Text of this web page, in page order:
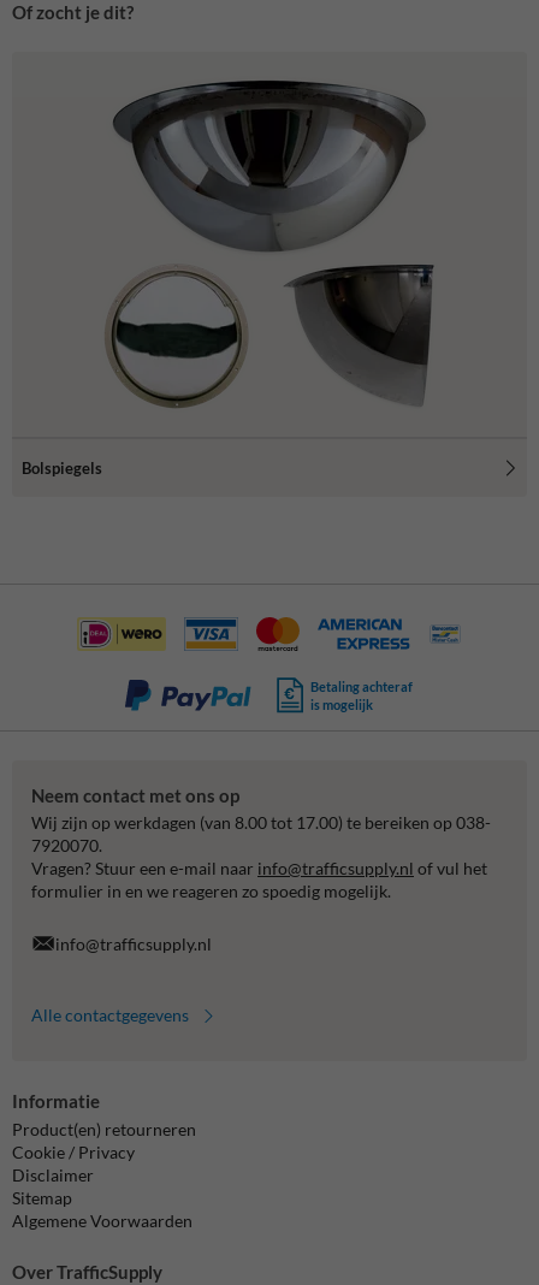
Of zocht je dit?
Bolspiegels
Betaling achteraf
is mogelijk
Neem contact met ons op
Wij zijn op werkdagen (van 8.00 tot 17.00) te bereiken op 038-
7920070.
Vragen? Stuur een e-mail naar info@trafficsupply.nl of vul het
formulier in en we reageren zo spoedig mogelijk.
info@trafficsupply.nl
Alle contactgegevens
Informatie
Product(en) retourneren
Cookie / Privacy
Disclaimer
Sitemap
Algemene Voorwaarden
Over TrafficSupply